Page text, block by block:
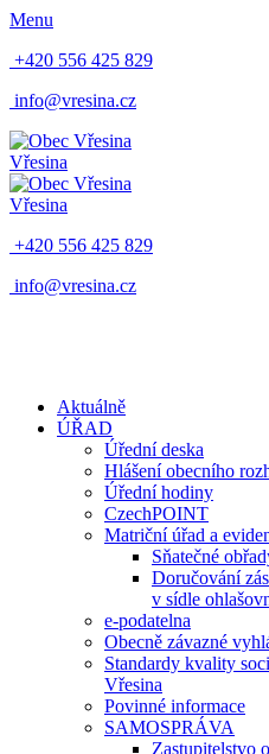
Menu
+420 556 425 829
info@vresina.cz
Vřesina
Vřesina
+420 556 425 829
info@vresina.cz
Aktuálně
ÚŘAD
Úřední deska
Hlášení obecního
Úřední hodiny
CzechPOINT
Matriční úřad a
Sňatečné
Doručování
v sídle
e-podatelna
Obecně závazné
Standardy kvality
Vřesina
Povinné informace
SAMOSPRÁVA
Zastupitelstvo